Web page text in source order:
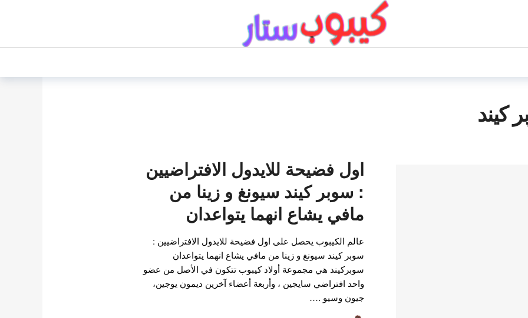
كيند
اول فضيحة للايدول الافتراضيين
: سوبر كيند سيونغ و زينا من
مافي يشاع انهما يتواعدان
عالم الكيبوب يحصل على اول فضيحة للايدول الافتراضيين :
سوبر كيند سيونغ و زينا من مافي يشاع انهما يتواعدان
سوبركيند هي مجموعة أولاد كيبوب تتكون في الأصل من عضو
واحد افتراضي سايجين ، وأربعة أعضاء آخرين ديمون يوجين،
جيون وسيو .…